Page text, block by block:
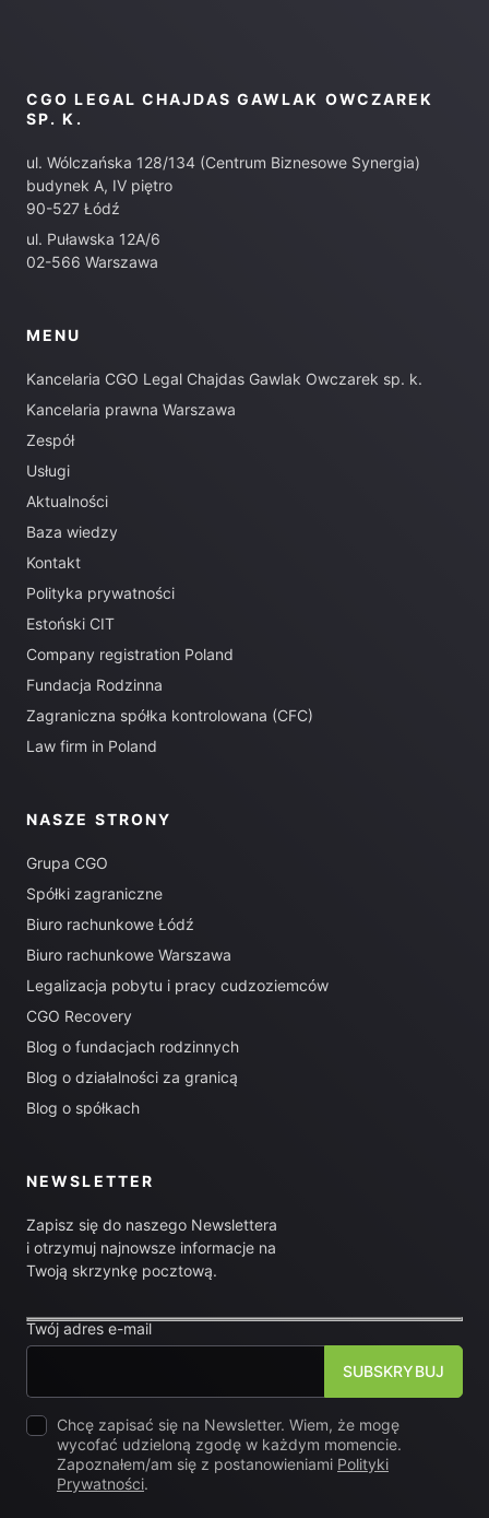
CGO LEGAL CHAJDAS GAWLAK OWCZAREK
SP. K.
ul. Wólczańska 128/134 (Centrum Biznesowe Synergia)
budynek A, IV piętro
90-527 Łódź
ul. Puławska 12A/6
02-566 Warszawa
MENU
Kancelaria CGO Legal Chajdas Gawlak Owczarek sp. k.
Kancelaria prawna Warszawa
Zespół
Usługi
Aktualności
Baza wiedzy
Kontakt
Polityka prywatności
Estoński CIT
Company registration Poland
Fundacja Rodzinna
Zagraniczna spółka kontrolowana (CFC)
Law firm in Poland
NASZE STRONY
Grupa CGO
Spółki zagraniczne
Biuro rachunkowe Łódź
Biuro rachunkowe Warszawa
Legalizacja pobytu i pracy cudzoziemców
CGO Recovery
Blog o fundacjach rodzinnych
Blog o działalności za granicą
Blog o spółkach
NEWSLETTER
Zapisz się do naszego Newslettera
i otrzymuj najnowsze informacje na
Twoją skrzynkę pocztową.
Twój adres e-mail
Chcę zapisać się na Newsletter. Wiem, że mogę
wycofać udzieloną zgodę w każdym momencie.
Zapoznałem/am się z postanowieniami Polityki
Prywatności.